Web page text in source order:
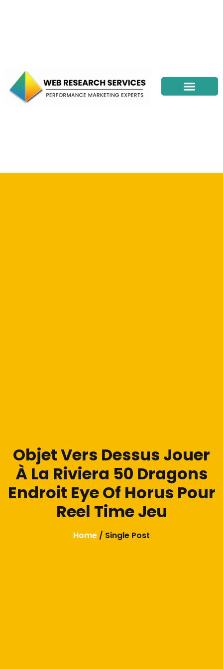
Objet Vers Dessus Jouer
À La Riviera 50 Dragons
Endroit Eye Of Horus Pour
Reel Time Jeu
Home / Single Post